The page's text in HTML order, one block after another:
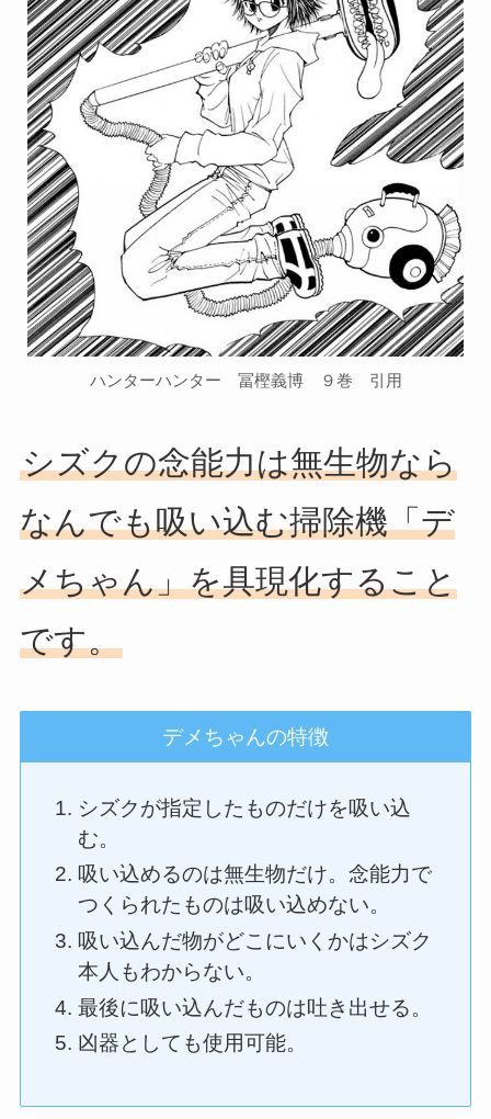
ハンターハンター 冨樫義博 ９巻 引用
シズクの念能力は無生物なら
なんでも吸い込む掃除機「デ
メちゃん」を具現化すること
です。
デメちゃんの特徴
シズクが指定したものだけを吸い込
む。
吸い込めるのは無生物だけ。念能力で
つくられたものは吸い込めない。
吸い込んだ物がどこにいくかはシズク
本人もわからない。
最後に吸い込んだものは吐き出せる。
凶器としても使用可能。